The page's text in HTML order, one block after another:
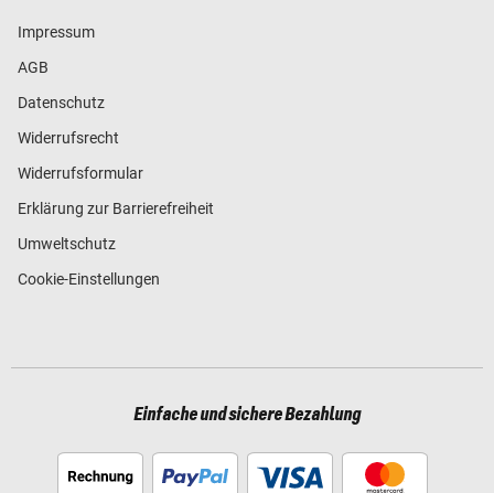
Impressum
AGB
Datenschutz
Widerrufsrecht
Widerrufsformular
Erklärung zur Barrierefreiheit
Umweltschutz
Cookie-Einstellungen
Einfache und sichere Bezahlung